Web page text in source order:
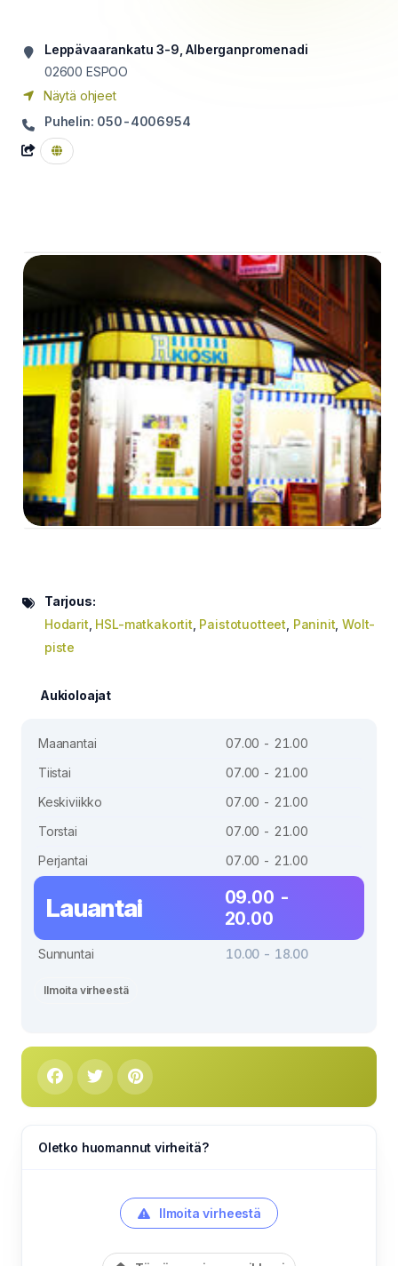
Leppävaarankatu 3-9, Alberganpromenadi
02600 ESPOO
Näytä ohjeet
Puhelin: 050-4006954
Tarjous:
Hodarit HSL-matkakortit Paistotuotteet Paninit ,Wolt-
piste
Aukioloajat
Maanantai
07.00 - 21.00
Tiistai
07.00 - 21.00
Keskiviikko
07.00 - 21.00
Torstai
07.00 - 21.00
Perjantai
07.00 - 21.00
Lauantai
09.00 -
20.00
Sunnuntai 10.00 - 18.00
Ilmoita virheestä
Oletko huomannut virheitä?
Ilmoita virheestä